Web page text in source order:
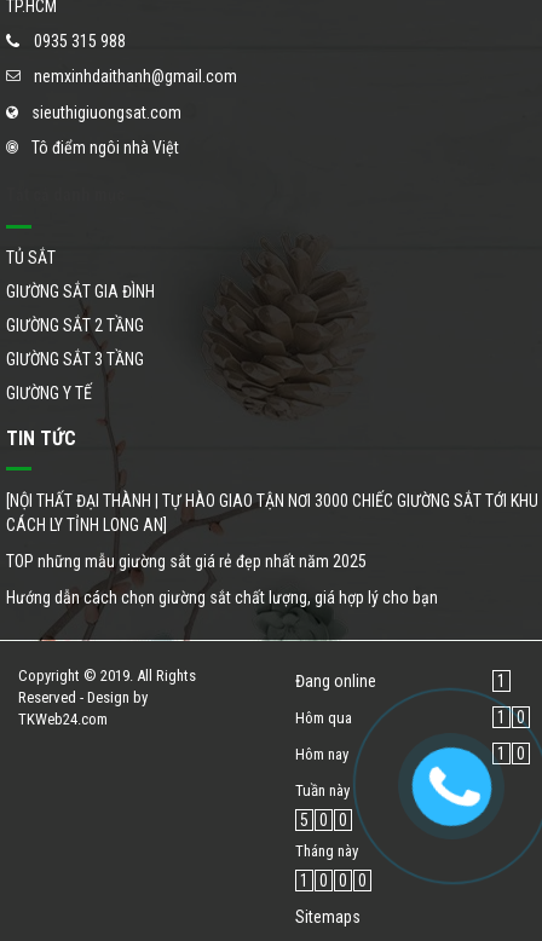
TP.HCM
0935 315 988
nemxinhdaithanh@gmail.com
sieuthigiuongsat.com
Tô điểm ngôi nhà Việt
TỦ SẮT
GIƯỜNG SẮT GIA ĐÌNH
GIƯỜNG SẮT 2 TẦNG
GIƯỜNG SẮT 3 TẦNG
GIƯỜNG Y TẾ
TIN TỨC
[NỘI THẤT ĐẠI THÀNH | TỰ HÀO GIAO TẬN NƠI 3000 CHIẾC GIƯỜNG SẮT TỚI KHU
CÁCH LY TỈNH LONG AN]
TOP những mẫu giường sắt giá rẻ đẹp nhất năm 2025
Hướng dẫn cách chọn giường sắt chất lượng, giá hợp lý cho bạn
Copyright © 2019. All Rights
Reserved - Design by
TKWeb24.com
Đang online 1
Hôm qua 1 0
Hôm nay 1 0
Tuần này
5 0 0
Tháng này
1 0 0
0
Sitemaps